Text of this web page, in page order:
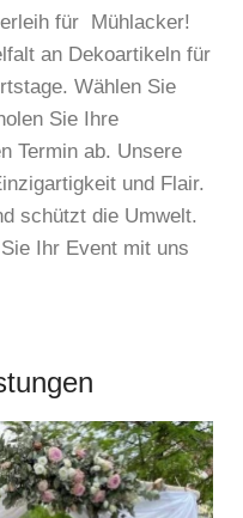
für Mühlacker!
an Dekoartikeln für
Wählen Sie
Sie Ihre
Termin ab. Unsere
und Flair.
schützt die Umwelt.
Ihr Event mit uns